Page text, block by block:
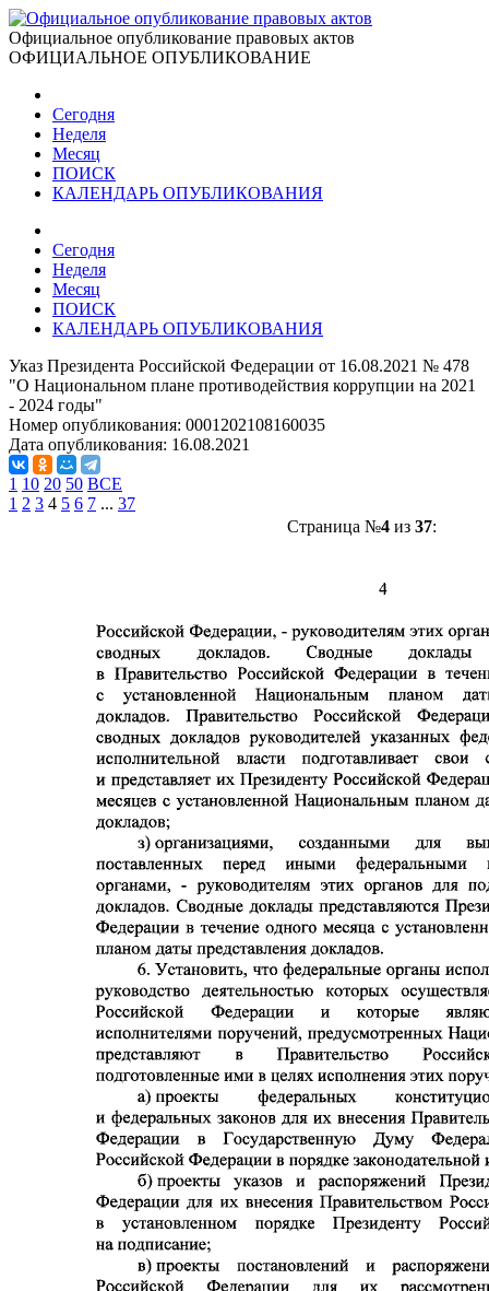
Официальное опубликование правовых актов
ОФИЦИАЛЬНОЕ ОПУБЛИКОВАНИЕ
Сегодня
Неделя
Месяц
ПОИСК
КАЛЕНДАРЬ ОПУБЛИКОВАНИЯ
Сегодня
Неделя
Месяц
ПОИСК
КАЛЕНДАРЬ ОПУБЛИКОВАНИЯ
Указ Президента Российской Федерации от 16.08.2021 № 478
"О Национальном плане противодействия коррупции на 2021
- 2024 годы"
Номер опубликования: 0001202108160035
Дата опубликования: 16.08.2021
1 10 20 50 ВСЕ
1 2 3 4 5 6 7 ... 37
Страница №4из 37: